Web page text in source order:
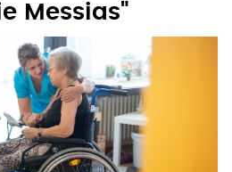
Messias"